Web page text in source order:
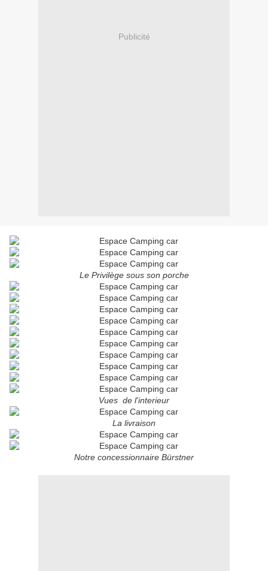
Publicité
Le Privilège sous son porche
Vues de l'interieur
La livraison
Notre concessionnaire Bürstner